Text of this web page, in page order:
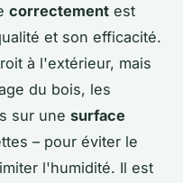
correctement est
et son efficacité.
à l'extérieur, mais
du bois, les
sur une surface
– pour éviter le
l'humidité. Il est